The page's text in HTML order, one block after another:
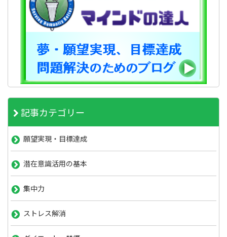
記事カテゴリー
願望実現・目標達成
潜在意識活用の基本
集中力
ストレス解消